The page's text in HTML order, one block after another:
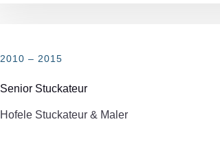
2010 – 2015
Senior Stuckateur
Hofele Stuckateur & Maler